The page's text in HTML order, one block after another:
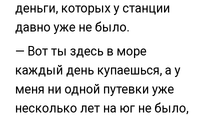
деньги, которых у станции
давно уже не было.
— Вот ты здесь в море
каждый день купаешься, а у
меня ни одной путевки уже
несколько лет на юг не было,